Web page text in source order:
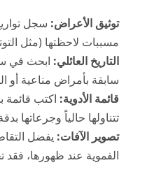
توثيق الأعراض: سجل
مسببات لاحظتها (مثل
التاريخ العائلي: ابحث في
سابقة بأمراض مناعية أو
قائمة الأدوية: اكتب قائمة
تتناولها حالياً وجرعاتها
تصوير الآفات: يفضل
الفموية عند ظهورها، فقد